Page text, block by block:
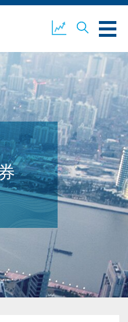
覽 公司新聞
證券 聯絡我們